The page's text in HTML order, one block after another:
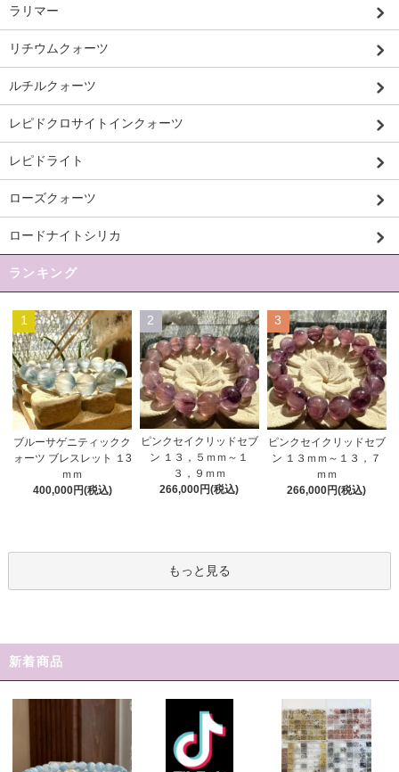
ラリマー
リチウムクォーツ
ルチルクォーツ
レピドクロサイトインクォーツ
レピドライト
ローズクォーツ
ロードナイトシリカ
ランキング
1
ブルーサゲニティックク
ォーツ ブレスレット １3
ｍｍ
400,000円(税込)
2
ピンクセイクリッドセブ
ン １３，５ｍｍ～１
３，９ｍｍ
266,000円(税込)
3
ピンクセイクリッドセブ
ン １３ｍｍ～１３，７
ｍｍ
266,000円(税込)
もっと見る
新着商品